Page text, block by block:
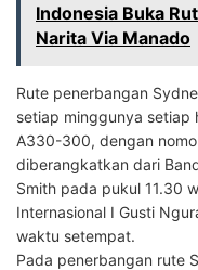
Indonesia Buka
Narita Via Manado
Rute penerbangan
setiap minggunya setiap
A330-300, dengan
diberangkatkan dari
Smith pada pukul 11.30
Internasional I Gusti
waktu setempat.
Pada penerbangan rute